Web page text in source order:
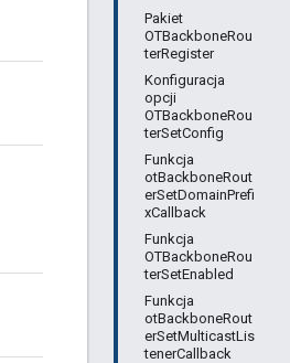
Pakiet
OTBackboneRou
terRegister
Konfiguracja
opcji
OTBackboneRou
terSetConfig
Funkcja
otBackboneRout
erSetDomainPrefi
xCallback
Funkcja
OTBackboneRou
terSetEnabled
Funkcja
otBackboneRout
erSetMulticastLis
tenerCallback